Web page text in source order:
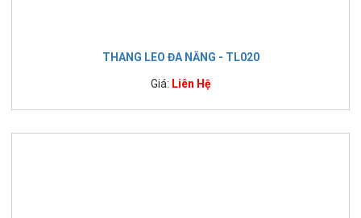
THANG LEO ĐA NĂNG - TL020
Giá: Liên Hệ